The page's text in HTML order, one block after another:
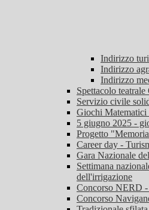
Indirizzo
Indirizzo
Indirizzo
Spettacolo
Servizio civile
Giochi Matematici
5 giugno 2025 -
Progetto
Career day -
Gara Nazionale
Settimana
dell'irrigazione
Concorso NERD
Concorso